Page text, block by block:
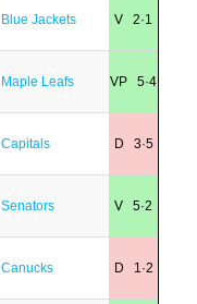
Blue Jackets V 2·1
Maple Leafs VP 5·4
Capitals D 3·5
Senators V 5·2
Canucks D 1·2